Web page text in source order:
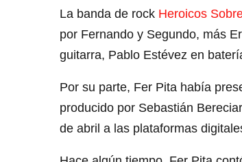
La banda de rock Heroicos
por Fernando y Segundo, más
guitarra, Pablo Estévez en
Por su parte, Fer Pita había
producido por Sebastián
de abril a las plataformas